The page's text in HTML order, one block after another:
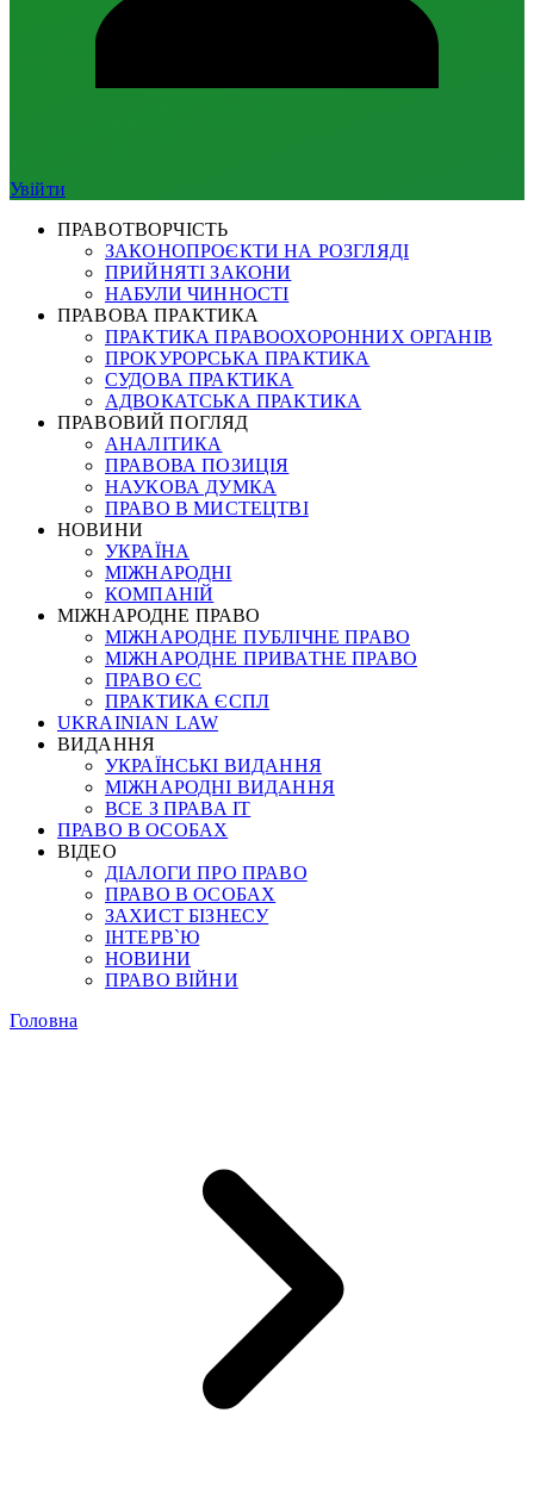
Увійти
ПРАВОТВОРЧІСТЬ
ЗАКОНОПРОЄКТИ НА РОЗГЛЯДІ
ПРИЙНЯТІ ЗАКОНИ
НАБУЛИ ЧИННОСТІ
ПРАВОВА ПРАКТИКА
ПРАКТИКА ПРАВООХОРОННИХ ОРГАНІВ
ПРОКУРОРСЬКА ПРАКТИКА
СУДОВА ПРАКТИКА
АДВОКАТСЬКА ПРАКТИКА
ПРАВОВИЙ ПОГЛЯД
АНАЛІТИКА
ПРАВОВА ПОЗИЦІЯ
НАУКОВА ДУМКА
ПРАВО В МИСТЕЦТВІ
НОВИНИ
УКРАЇНА
МІЖНАРОДНІ
КОМПАНІЙ
МІЖНАРОДНЕ ПРАВО
МІЖНАРОДНЕ ПУБЛІЧНЕ ПРАВО
МІЖНАРОДНЕ ПРИВАТНЕ ПРАВО
ПРАВО ЄС
ПРАКТИКА ЄСПЛ
UKRAINIAN LAW
ВИДАННЯ
УКРАЇНСЬКІ ВИДАННЯ
МІЖНАРОДНІ ВИДАННЯ
ВСЕ З ПРАВА ІТ
ПРАВО В ОСОБАХ
ВІДЕО
ДІАЛОГИ ПРО ПРАВО
ПРАВО В ОСОБАХ
ЗАХИСТ БІЗНЕСУ
ІНТЕРВ`Ю
НОВИНИ
ПРАВО ВІЙНИ
Головна